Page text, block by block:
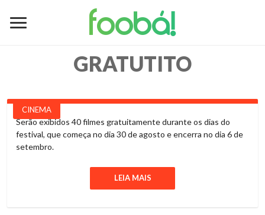
foobá!
GRATUTITO
CINEMA
Serão exibidos 40 filmes gratuitamente durante os dias do
festival, que começa no dia 30 de agosto e encerra no dia 6 de
setembro.
LEIA MAIS